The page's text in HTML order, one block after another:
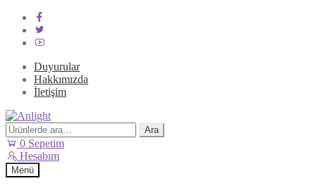
Duyurular
Hakkımızda
İletişim
Dolaşıma
geç
İçeriğe
geç
Ara: Ara
0 Sepetim
Hesabım
Menü